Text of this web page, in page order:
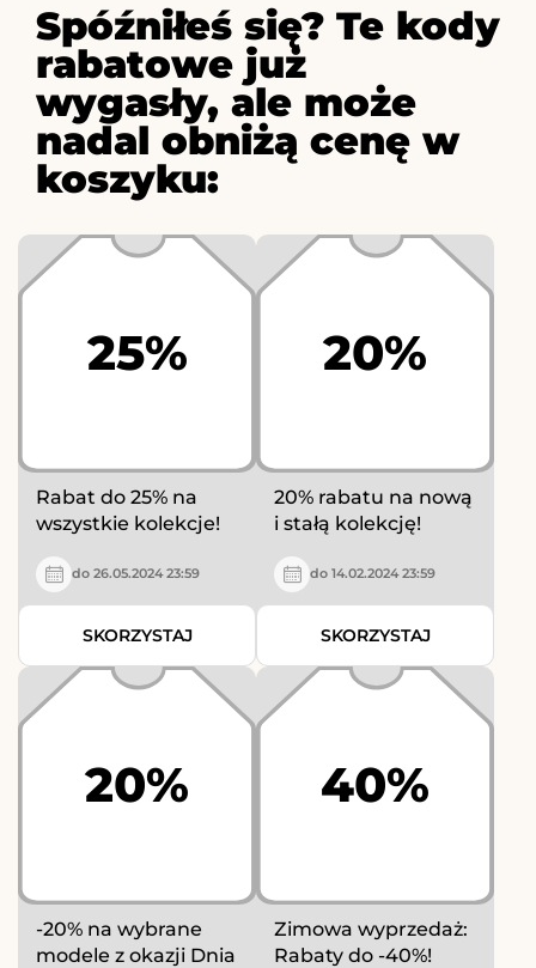
Spóźniłeś się? Te kody
rabatowe już
wygasły, ale może
nadal obniżą cenę w
koszyku:
25%
Rabat do 25% na
wszystkie kolekcje!
do 26.05.2024 23:59
SKORZYSTAJ
20%
20% rabatu na nową
i stałą kolekcję!
do 14.02.2024 23:59
SKORZYSTAJ
20%
-20% na wybrane
modele z okazji Dnia
40%
Zimowa wyprzedaż:
Rabaty do -40%!